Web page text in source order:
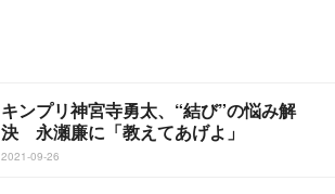
キンプリ神宮寺勇太、“結び”の悩み解
決 永瀬廉に「教えてあげよ」
2021-09-26